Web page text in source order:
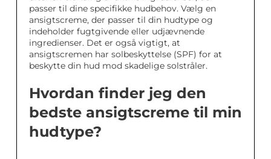
passer til dine specifikke hudbehov. Vælg en
ansigtscreme, der passer til din hudtype og
indeholder fugtgivende eller udjævnende
ingredienser. Det er også vigtigt, at
ansigtscremen har solbeskyttelse (SPF) for at
beskytte din hud mod skadelige solstråler.
Hvordan finder jeg den
bedste ansigtscreme til min
hudtype?